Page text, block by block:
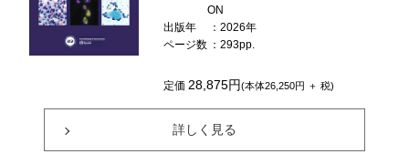
ON
出版年
：2026年
ページ数 ：293pp.
定価28,875円(本体26,250円 ＋ 税)
詳しく見る